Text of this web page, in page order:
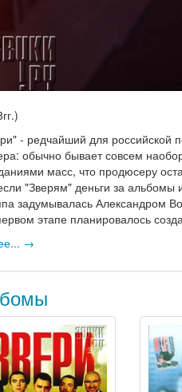
- редчайший для российской
обычно бывает совсем
масс, что продюсеру
"Зверям" деньги за альбомы
задумывалась Александром
этапе планировалось
→